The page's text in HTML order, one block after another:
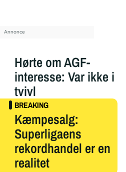
Hørte om AGF-
interesse: Var ikke i
tvivl
Kæmpesalg:
Superligaens
rekordhandel er en
realitet